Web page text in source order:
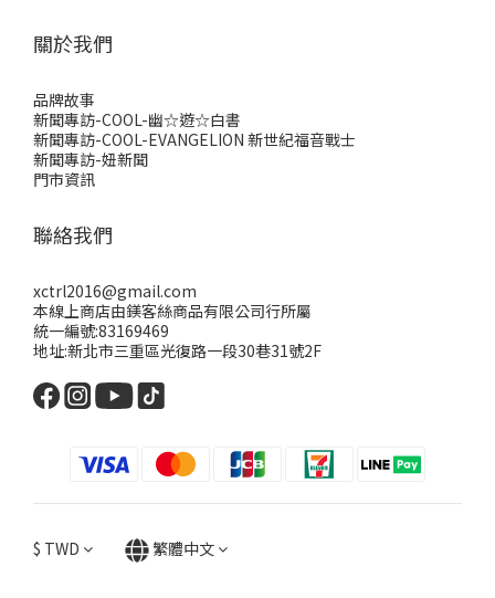
關於我們
品牌故事
新聞專訪-COOL-幽☆遊☆白書
新聞專訪-COOL-EVANGELION 新世紀福音戰士
新聞專訪-妞新聞
門市資訊
聯絡我們
xctrl2016@gmail.com
本線上商店由鎂客絲商品有限公司行所屬
統一編號:83169469
地址:新北市三重區光復路一段30巷31號2F
$ TWD 繁體中文